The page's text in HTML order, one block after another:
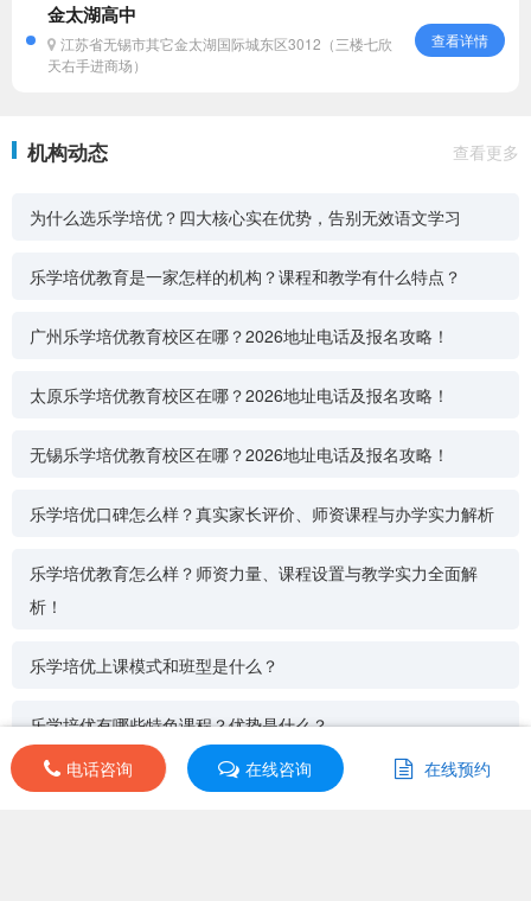
金太湖高中
江苏省无锡市其它金太湖国际城东区3012（三楼七欣
天右手进商场）
查看详情
机构动态 查看更多
为什么选乐学培优？四大核心实在优势，告别无效语文学习
乐学培优教育是一家怎样的机构？课程和教学有什么特点？
广州乐学培优教育校区在哪？2026地址电话及报名攻略！
太原乐学培优教育校区在哪？2026地址电话及报名攻略！
无锡乐学培优教育校区在哪？2026地址电话及报名攻略！
乐学培优口碑怎么样？真实家长评价、师资课程与办学实力解析
乐学培优教育怎么样？师资力量、课程设置与教学实力全面解
析！
乐学培优上课模式和班型是什么？
乐学培优有哪些特色课程？优势是什么？
乐学培优师资水平怎么样？
电话咨询 在线咨询 在线预约
电话咨询 在线咨询 在线预约